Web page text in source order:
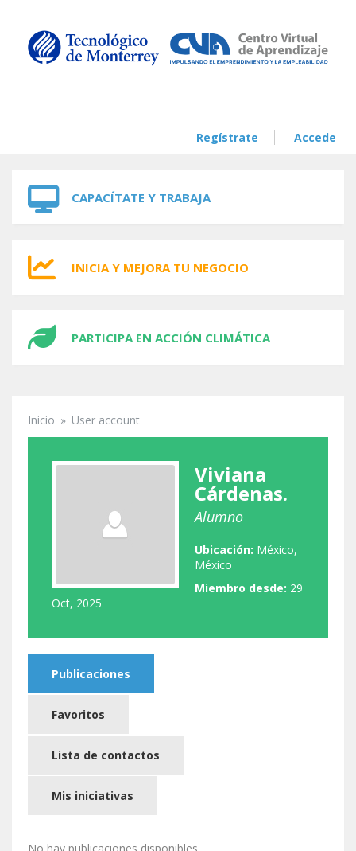
Regístrate Accede
CAPACÍTATE Y TRABAJA
INICIA Y MEJORA TU NEGOCIO
PARTICIPA EN ACCIÓN CLIMÁTICA
Se encuentra usted aquí
Inicio » User account
Viviana
Cárdenas.
Alumno
Ubicación: México,
México
Miembro desde: 29
Oct, 2025
Publicaciones
Favoritos
Lista de contactos
Mis iniciativas
No hay publicaciones disponibles.